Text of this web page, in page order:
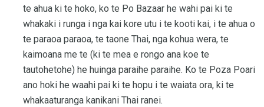
te ahua ki te hoko, ko te Po Bazaar he wahi pai ki te
whakaki i runga i nga kai kore utu i te kooti kai, i te ahua o
te paraoa paraoa, te taone Thai, nga kohua wera, te
kaimoana me te (ki te mea e rongo ana koe te
tautohetohe) he huinga paraihe paraihe. Ko te Poza Poari
ano hoki he waahi pai ki te hopu i te waiata ora, ki te
whakaaturanga kanikani Thai ranei.